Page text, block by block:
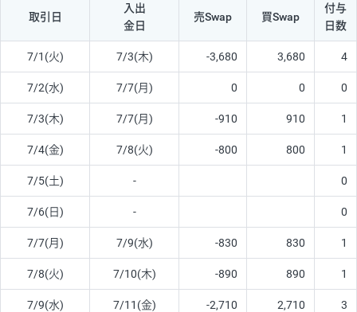
取引日
入出
金日
売Swap 買Swap
付与
日数
7/1(火) 7/3(木) -3,680 3,680 4
7/2(水) 7/7(月) 0 0 0
7/3(木) 7/7(月) -910 910 1
7/4(金) 7/8(火) -800 800 1
7/5(土) - 0
7/6(日) - 0
7/7(月) 7/9(水) -830 830 1
7/8(火) 7/10(木) -890 890 1
7/9(水) 7/11(金) -2,710 2,710 3